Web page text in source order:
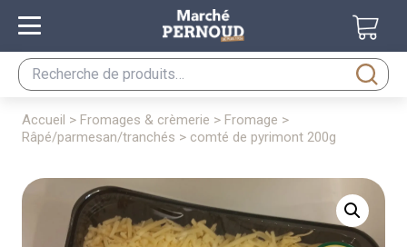
Recherche
pour :
accueil > fromages & crèmerie > fromage >
râpé/parmesan/tranchés > comté de pyrimont 200g